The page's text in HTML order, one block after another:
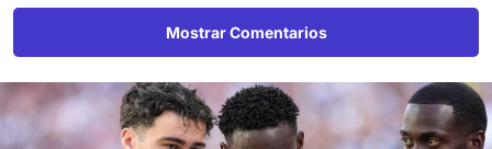
Mostrar Comentarios